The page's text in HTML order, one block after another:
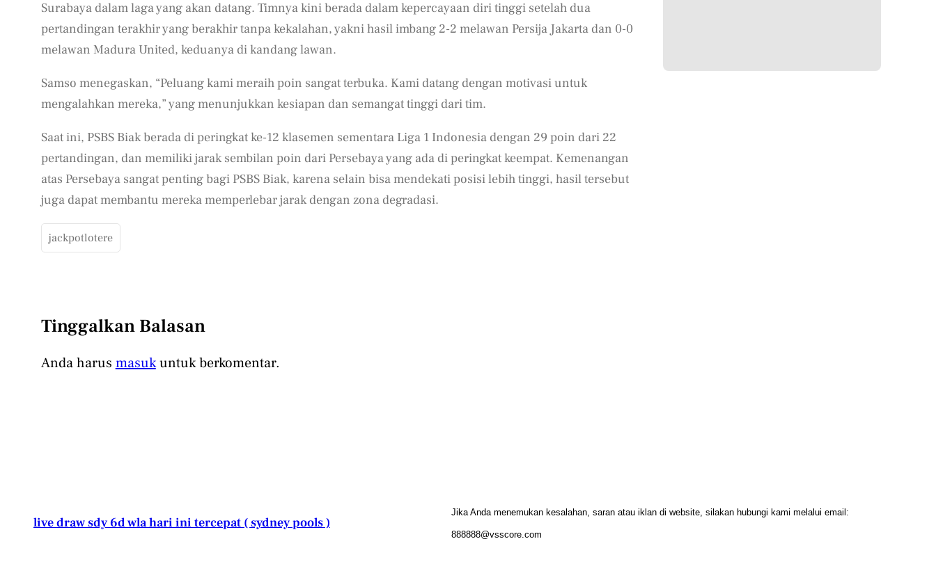
Surabaya dalam laga yang akan datang. Timnya kini berada dalam kepercayaan diri tinggi setelah dua
pertandingan terakhir yang berakhir tanpa kekalahan, yakni hasil imbang 2-2 melawan Persija Jakarta dan 0-0
melawan Madura United, keduanya di kandang lawan.
Samso menegaskan, “Peluang kami meraih poin sangat terbuka. Kami datang dengan motivasi untuk
mengalahkan mereka,” yang menunjukkan kesiapan dan semangat tinggi dari tim.
Saat ini, PSBS Biak berada di peringkat ke-12 klasemen sementara Liga 1 Indonesia dengan 29 poin dari 22
pertandingan, dan memiliki jarak sembilan poin dari Persebaya yang ada di peringkat keempat. Kemenangan
atas Persebaya sangat penting bagi PSBS Biak, karena selain bisa mendekati posisi lebih tinggi, hasil tersebut
juga dapat membantu mereka memperlebar jarak dengan zona degradasi.
jackpotlotere
Tinggalkan Balasan
Anda harusmasukuntuk berkomentar.
live draw sdy 6d wla hari ini tercepat ( sydney pools )
Jika Anda menemukan kesalahan, saran atau iklan di website, silakan hubungi kami melalui email:
888888@vsscore.com